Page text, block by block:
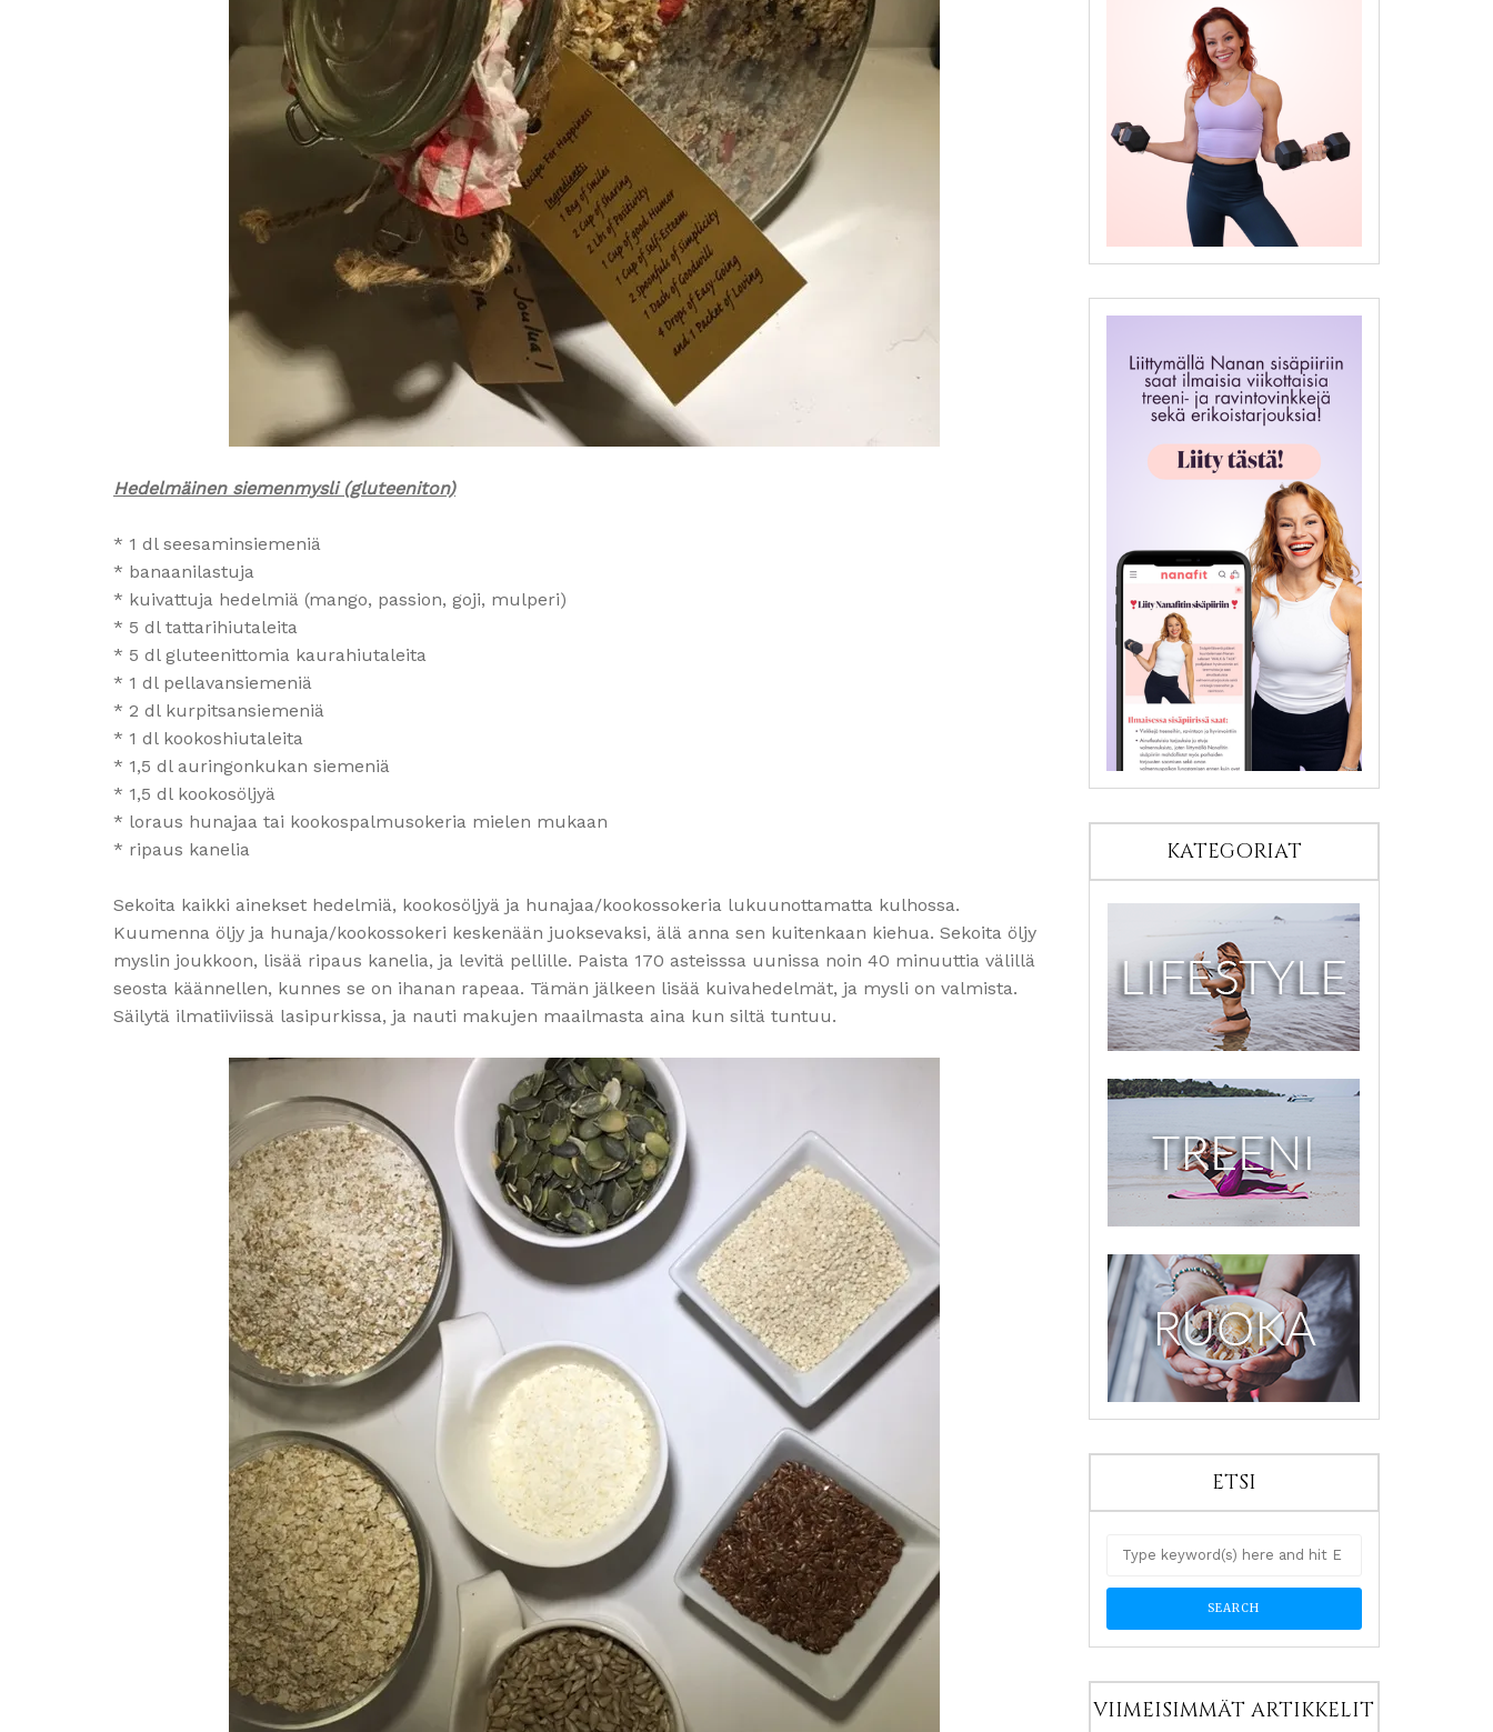
Hedelmäinen siemenmysli (gluteeniton)
* 1 dl seesaminsiemeniä
* banaanilastuja
* kuivattuja hedelmiä (mango, passion, goji, mulperi)
* 5 dl tattarihiutaleita
* 5 dl gluteenittomia kaurahiutaleita
* 1 dl pellavansiemeniä
* 2 dl kurpitsansiemeniä
* 1 dl kookoshiutaleita
* 1,5 dl auringonkukan siemeniä
* 1,5 dl kookosöljyä
* loraus hunajaa tai kookospalmusokeria mielen mukaan
* ripaus kanelia
Sekoita kaikki ainekset hedelmiä, kookosöljyä ja hunajaa/kookossokeria lukuunottamatta kulhossa.
Kuumenna öljy ja hunaja/kookossokeri keskenään juoksevaksi, älä anna sen kuitenkaan kiehua. Sekoita öljy
myslin joukkoon, lisää ripaus kanelia, ja levitä pellille. Paista 170 asteisssa uunissa noin 40 minuuttia välillä
seosta käännellen, kunnes se on ihanan rapeaa. Tämän jälkeen lisää kuivahedelmät, ja mysli on valmista.
Säilytä ilmatiiviissä lasipurkissa, ja nauti makujen maailmasta aina kun siltä tuntuu.
KATEGORIAT
ETSI
VIIMEISIMMÄT ARTIKKELIT